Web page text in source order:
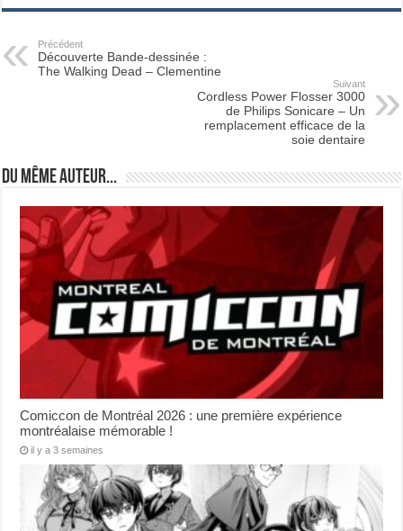
Précédent
Découverte Bande-dessinée :
The Walking Dead – Clementine
Suivant
Cordless Power Flosser 3000
de Philips Sonicare – Un
remplacement efficace de la
soie dentaire
Du même auteur...
Comiccon de Montréal 2026 : une première expérience
montréalaise mémorable !
il y a 3 semaines